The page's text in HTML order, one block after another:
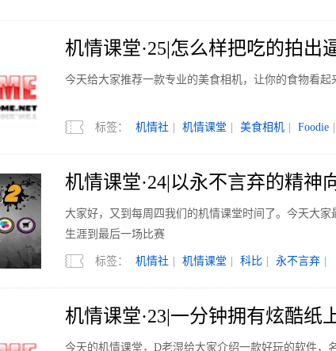
机情课堂·25|怎么样把吃的拍出
今天给大家推荐一款专业的美食相机，让你的食物看起
标签： 机情社 机情课堂 美食相机 Foodie
机情课堂·24|以永不言弃的精神
大家好，又到每周四我们的机情课堂时间了。今天大
生涯到最后一场比赛
标签： 机情社 机情课堂 科比 永不言弃
机情课堂·23|一分钟拥有炫酷纸
今天的机情课堂，D老湿给大家介绍一款好玩的软件，